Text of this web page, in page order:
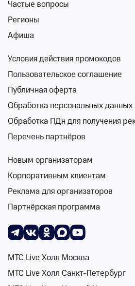
Зимний театр Сочи
от 2 500 ₽
ср 11 ноября, 19:00
Mia!
чт 1 окт, 19:00
Зимний театр Сочи
от 1 500 ₽
Спектакли
Билеты от 1 500 ₽
Частые вопросы
Регионы
Афиша
Условия действия промокодов
Пользовательское соглашение
Публичная оферта
Обработка персональных данных
Обработка ПДн для получения
Перечень партнёров
Новым организаторам
Корпоративным клиентам
Реклама для организаторов
Партнёрская программа
МТС Live Холл Москва
МТС Live Холл Санкт-Петербург